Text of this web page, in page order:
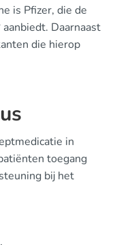
is Pfizer, die de
Daarnaast
die hierop
in
toegang
bij het